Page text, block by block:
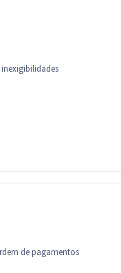
de pagamentos